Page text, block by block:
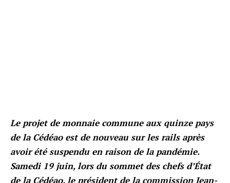
Le projet de monnaie commune aux quinze pays
de la Cédéao est de nouveau sur les rails après
avoir été suspendu en raison de la pandémie.
Samedi 19 juin, lors du sommet des chefs d’État
de la Cédéao, le président de la commission Jean-